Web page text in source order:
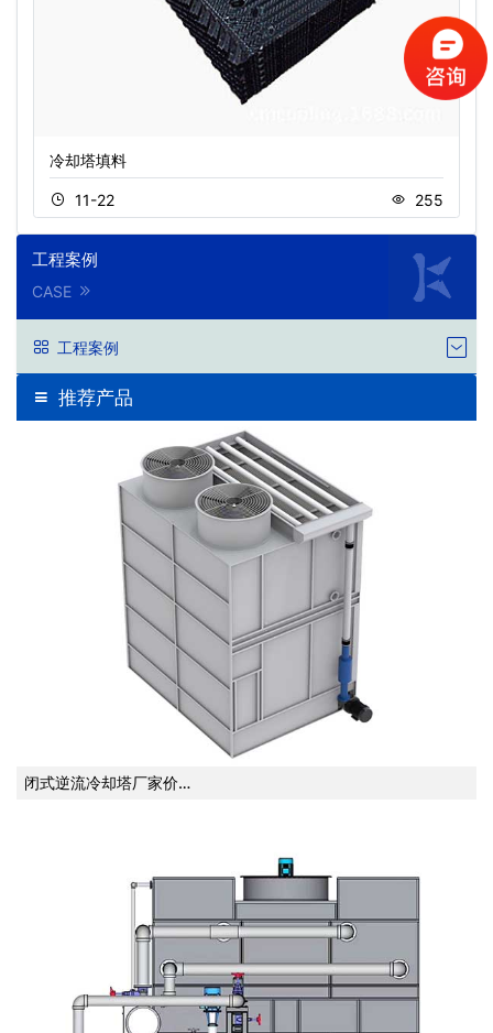
冷却塔填料
11-22 255
工程案例
CASE
工程案例
推荐产品
闭式逆流冷却塔厂家价…